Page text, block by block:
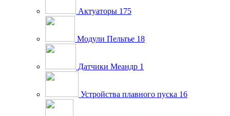
Актуаторы 175
Модули Пельтье 18
Датчики Меандр 1
Устройства плавного пуска 16